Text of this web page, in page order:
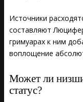
Источники
составляют
гримуарах к ним
воплощение
Может ли
статус?